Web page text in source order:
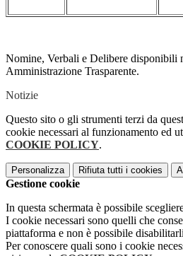
Nomine, Verbali e Delibere disponibili
Amministrazione Trasparente.
Notizie
Questo sito o gli strumenti terzi da
cookie necessari al funzionamento ed
COOKIE POLICY.
Personalizza Rifiuta tutti i cookies
Gestione cookie
In questa schermata è possibile
I cookie necessari sono quelli che
piattaforma e non è possibile
Per conoscere quali sono i cookie